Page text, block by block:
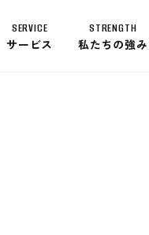
SERVICE
サービス
STRENGTH
私たちの強み